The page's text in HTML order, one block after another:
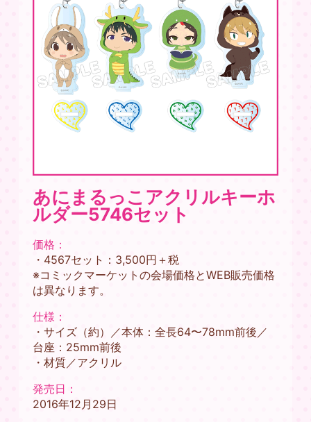
WEB動画番組
あにまるっこアクリルキーホ
ルダー5746セット
価格：
・4567セット：3,500円＋税
※コミックマーケットの会場価格とWEB販売価格
は異なります。
仕様：
・サイズ（約）／本体：全長64〜78mm前後／
台座：25mm前後
・材質／アクリル
発売日：
2016年12月29日